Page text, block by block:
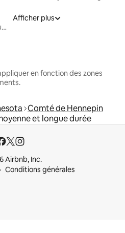
Locations moyenne et longue durée
Afficher plus
en fonction des zones
Comté de Hennepin
et longue durée
Airbnb, Inc.
Conditions générales